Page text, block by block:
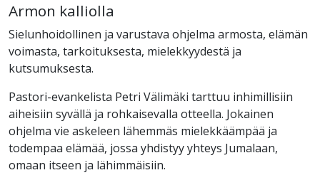
Armon kalliolla
Sielunhoidollinen ja varustava ohjelma armosta, elämän
voimasta, tarkoituksesta, mielekkyydestä ja
kutsumuksesta.
Pastori-evankelista Petri Välimäki tarttuu inhimillisiin
aiheisiin syvällä ja rohkaisevalla otteella. Jokainen
ohjelma vie askeleen lähemmäs mielekkäämpää ja
todempaa elämää, jossa yhdistyy yhteys Jumalaan,
omaan itseen ja lähimmäisiin.